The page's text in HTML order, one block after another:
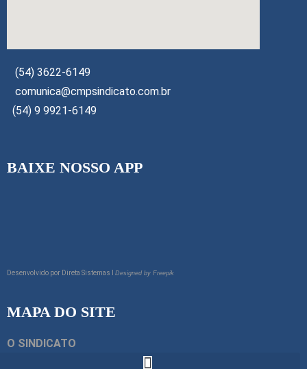
(54) 3622-6149
comunica@cmpsindicato.com.br
(54) 9 9921-6149
BAIXE NOSSO APP
Desenvolvido por Direta Sistemas I Designed by Freepik
MAPA DO SITE
O SINDICATO